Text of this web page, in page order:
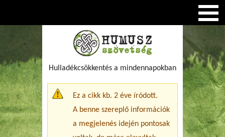
Hulladékcsökkentés a mindennapokban
Figyelmeztető üzenet
Ez a cikk kb. 2 éve íródott.
A benne szereplő információk
a megjelenés idején pontosak